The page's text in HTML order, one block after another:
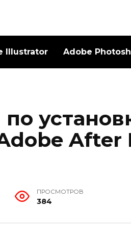
Illustrator Adobe
After
ПРОСМОТРОВ
384